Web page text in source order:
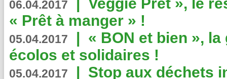
06.04.2017
« Prêt à manger » !
05.04.2017 | « BON et bien »,
écolos et solidaires !
05.04.2017 | Stop aux déchets